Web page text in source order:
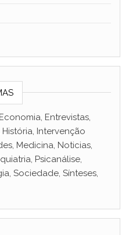
Entrevistas,
Intervenção
Medicina, Noticias,
Psicanálise,
Sociedade, Sínteses,